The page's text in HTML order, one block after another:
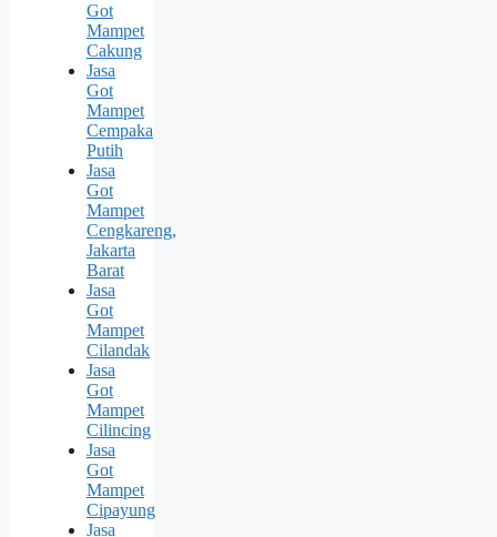
Got
Mampet
Cakung
Jasa
Got
Mampet
Cempaka
Putih
Jasa
Got
Mampet
Cengkareng,
Jakarta
Barat
Jasa
Got
Mampet
Cilandak
Jasa
Got
Mampet
Cilincing
Jasa
Got
Mampet
Cipayung
Jasa